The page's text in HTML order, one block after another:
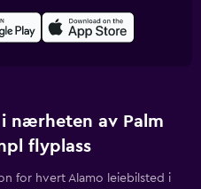
i nærheten av Palm
flyplass
for hvert Alamo leiebilsted i